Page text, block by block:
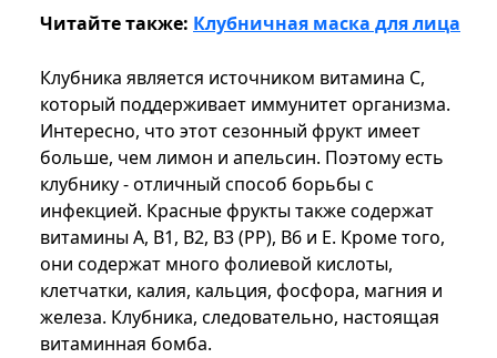
Читайте также: Клубничная маска для лица
Клубника является источником витамина С,
который поддерживает иммунитет организма.
Интересно, что этот сезонный фрукт имеет
больше, чем лимон и апельсин. Поэтому есть
клубнику - отличный способ борьбы с
инфекцией. Красные фрукты также содержат
витамины А, В1, В2, В3 (РР), В6 и Е. Кроме того,
они содержат много фолиевой кислоты,
клетчатки, калия, кальция, фосфора, магния и
железа. Клубника, следовательно, настоящая
витаминная бомба.